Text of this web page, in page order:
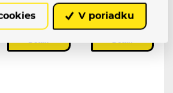
41,38 €
pracovních dní
13,39 €
V poriadku